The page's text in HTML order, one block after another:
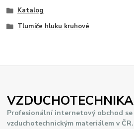
Katalog
Tlumiče hluku kruhové
VZDUCHOTECHNIKA
Profesionální internetový obchod se
vzduchotechnickým materiálem v ČR.